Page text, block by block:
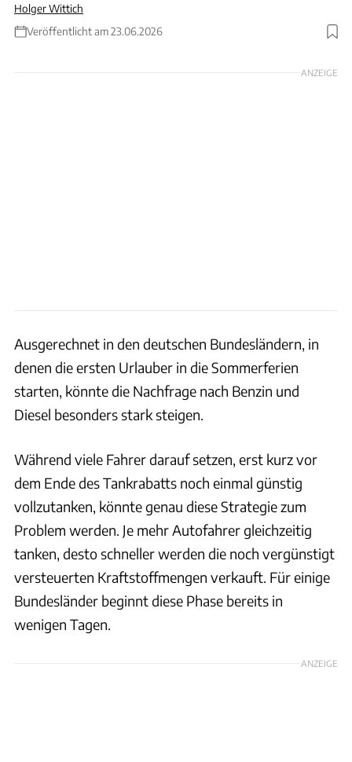
Holger Wittich
Veröffentlicht am 23.06.2026
Foto: KI generiertes Bild / Wittich
ANZEIGE
Ausgerechnet in den deutschen Bundesländern, in
denen die ersten Urlauber in die Sommerferien
starten, könnte die Nachfrage nach Benzin und
Diesel besonders stark steigen.
Während viele Fahrer darauf setzen, erst kurz vor
dem Ende des Tankrabatts noch einmal günstig
vollzutanken, könnte genau diese Strategie zum
Problem werden. Je mehr Autofahrer gleichzeitig
tanken, desto schneller werden die noch vergünstigt
versteuerten Kraftstoffmengen verkauft. Für einige
Bundesländer beginnt diese Phase bereits in
wenigen Tagen.
ANZEIGE